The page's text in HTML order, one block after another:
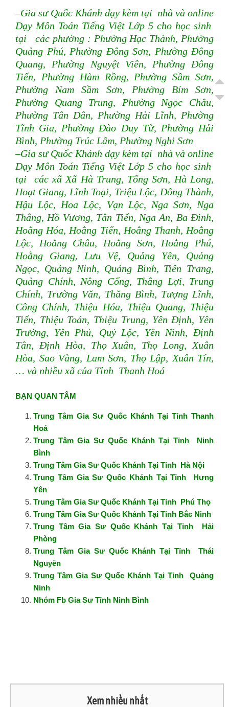
–Gia sư Quốc Khánh dạy kèm tại nhà và online
Dạy Môn Toán Tiếng Việt Lớp 5 cho học sinh
tại các phường : Phường Hạc Thành, Phường
Quảng Phú, Phường Đông Sơn, Phường Đông
Quang, Phường Nguyệt Viên, Phường Đông
Tiến, Phường Hàm Rồng, Phường Sầm Sơn,
Phường Nam Sầm Sơn, Phường Bỉm Sơn,
Phường Quang Trung, Phường Ngọc Châu,
Phường Tân Dân, Phường Hải Lĩnh, Phường
Tĩnh Gia, Phường Đào Duy Từ, Phường Hải
Bình, Phường Trúc Lâm, Phường Nghi Sơn
–Gia sư Quốc Khánh dạy kèm tại nhà và online
Dạy Môn Toán Tiếng Việt Lớp 5 cho học sinh
tại các xã Xã Hà Trung, Tống Sơn, Hà Long,
Hoạt Giang, Lĩnh Toại, Triệu Lộc, Đông Thành,
Hậu Lộc, Hoa Lộc, Vạn Lộc, Nga Sơn, Nga
Thắng, Hồ Vương, Tân Tiến, Nga An, Ba Đình,
Hoằng Hóa, Hoằng Tiến, Hoằng Thanh, Hoằng
Lộc, Hoằng Châu, Hoằng Sơn, Hoằng Phú,
Hoằng Giang, Lưu Vệ, Quảng Yên, Quảng
Ngọc, Quảng Ninh, Quảng Bình, Tiên Trang,
Quảng Chính, Nông Cống, Thắng Lợi, Trung
Chính, Trường Văn, Thăng Bình, Tượng Lĩnh,
Công Chính, Thiệu Hóa, Thiệu Quang, Thiệu
Tiến, Thiệu Toán, Thiệu Trung, Yên Định, Yên
Trường, Yên Phú, Quý Lộc, Yên Ninh, Định
Tân, Định Hòa, Thọ Xuân, Thọ Long, Xuân
Hòa, Sao Vàng, Lam Sơn, Thọ Lập, Xuân Tín,
… và nhiều xã của Tỉnh Thanh Hoá
BẠN QUAN TÂM
Trung Tâm Gia Sư Quốc Khánh Tại Tỉnh Thanh
Hoá
Trung Tâm Gia Sư Quốc Khánh Tại Tỉnh Ninh
Bình
Trung Tâm Gia Sư Quốc Khánh Tại Tỉnh Hà Nội
Trung Tâm Gia Sư Quốc Khánh Tại Tỉnh Hưng
Yên
Trung Tâm Gia Sư Quốc Khánh Tại Tỉnh Phú Thọ
Trung Tâm Gia Sư Quốc Khánh Tại Tỉnh Bắc Ninh
Trung Tâm Gia Sư Quốc Khánh Tại Tỉnh Hải
Phòng
Trung Tâm Gia Sư Quốc Khánh Tại Tỉnh Thái
Nguyên
Trung Tâm Gia Sư Quốc Khánh Tại Tỉnh Quảng
Ninh
Nhóm Fb Gia Sư Tỉnh Ninh Bình
Xem nhiều nhất